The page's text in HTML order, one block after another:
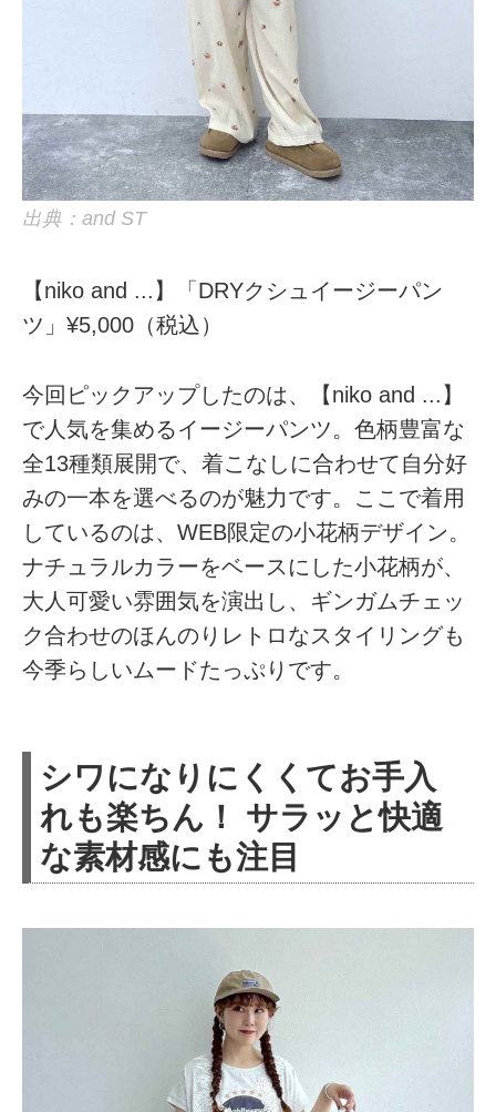
出典：and ST
【niko and ...】「DRYクシュイージーパン
ツ」¥5,000（税込）
今回ピックアップしたのは、【niko and ...】
で人気を集めるイージーパンツ。色柄豊富な
全13種類展開で、着こなしに合わせて自分好
みの一本を選べるのが魅力です。ここで着用
しているのは、WEB限定の小花柄デザイン。
ナチュラルカラーをベースにした小花柄が、
大人可愛い雰囲気を演出し、ギンガムチェッ
ク合わせのほんのりレトロなスタイリングも
今季らしいムードたっぷりです。
シワになりにくくてお手入
れも楽ちん！ サラッと快適
な素材感にも注目